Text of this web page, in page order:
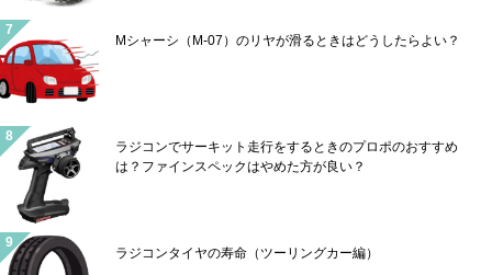
Mシャーシ（M-07）のリヤが滑るときはどうしたらよい？
ラジコンでサーキット走行をするときのプロポのおすすめ
は？ファインスペックはやめた方が良い？
ラジコンタイヤの寿命（ツーリングカー編）